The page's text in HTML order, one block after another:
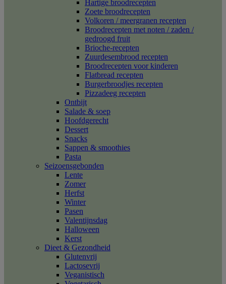
Hartige broodrecepten
Zoete broodrecepten
Volkoren / meergranen recepten
Broodrecepten met noten / zaden /
gedroogd fruit
Brioche-recepten
Zuurdesembrood recepten
Broodrecepten voor kinderen
Flatbread recepten
Burgerbroodjes recepten
Pizzadeeg recepten
Ontbijt
Salade & soep
Hoofdgerecht
Dessert
Snacks
Sappen & smoothies
Pasta
Seizoensgebonden
Lente
Zomer
Herfst
Winter
Pasen
Valentijnsdag
Halloween
Kerst
Dieet & Gezondheid
Glutenvrij
Lactosevrij
Veganistisch